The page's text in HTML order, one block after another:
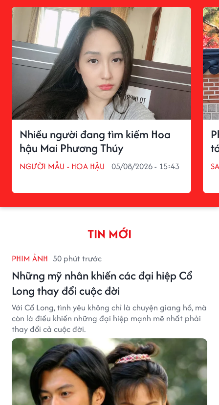
Nhiều người đang tìm kiếm Hoa
hậu Mai Phương Thúy
NGƯỜI MẪU - HOA HẬU 05/08/2026 - 15:43
TIN MỚI
PHIM ẢNH 50 phút trước
Những mỹ nhân khiến các đại hiệp Cổ
Long thay đổi cuộc đời
Với Cổ Long, tình yêu không chỉ là chuyện giang hồ, mà
còn là điều khiến những đại hiệp mạnh mẽ nhất phải
thay đổi cả cuộc đời.